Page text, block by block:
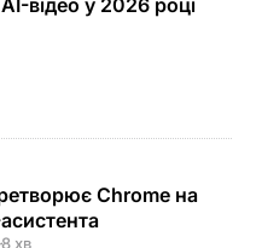
Chrome на
·8 хв